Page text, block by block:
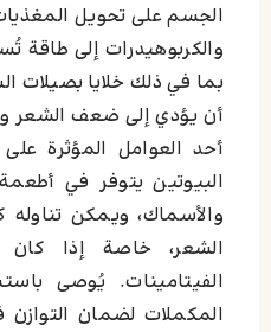
الجسم على تحويل
والكربوهيدرات إلى طاقة
بما في ذلك خلايا بصيلات
أن يؤدي إلى ضعف الشعر
أحد العوامل المؤثرة
البيوتين يتوفر في
والأسماك، ويمكن
الشعر، خاصة إذا كان
الفيتامينات. يُوصى
المكملات لضمان